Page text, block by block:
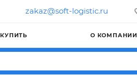
zakaz@soft-logistic.ru
О КОМПАНИИ